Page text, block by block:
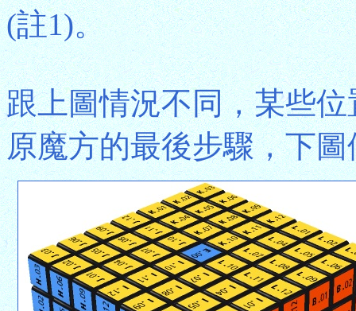
(註1)。
跟上圖情況不同，某些
原魔方的最後步驟，下